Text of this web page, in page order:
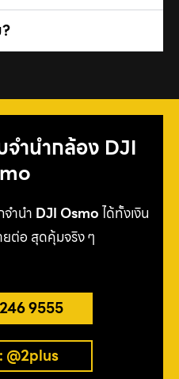
ำนำกล้อง DJI
ำนำ DJI Osmoได้ทั้งเงิน
ยต่อ สุดคุ้มจริง ๆ
9555
@2plus